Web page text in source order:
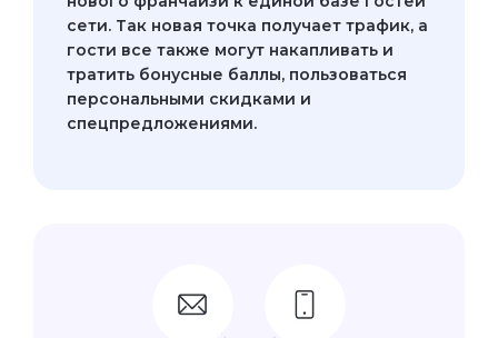
сети. Так новая точка получает трафик, а
гости все также могут накапливать и
тратить бонусные баллы, пользоваться
персональными скидками и
спецпредложениями.